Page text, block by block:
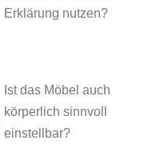
Erklärung nutzen?
Ist das Möbel auch
körperlich sinnvoll
einstellbar?